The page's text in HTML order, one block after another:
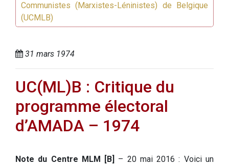
Communistes (Marxistes-Léninistes) de Belgique
(UCMLB)
31 mars 1974
UC(ML)B : Critique du
programme électoral
d’AMADA – 1974
Note du Centre MLM [B]
– 20 mai 2016 : Voici un